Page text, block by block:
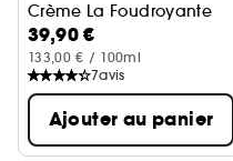
Crème La Foudroyante
39,90 €
133,00 € / 100ml
7avis
Ajouter au panier